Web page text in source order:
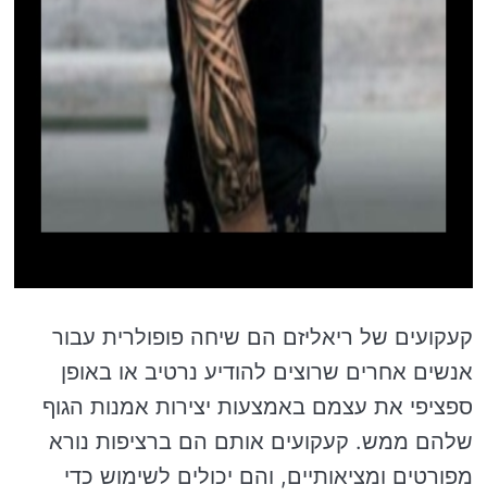
קעקועים של ריאליזם הם שיחה פופולרית עבור
אנשים אחרים שרוצים להודיע נרטיב או באופן
ספציפי את עצמם באמצעות יצירות אמנות הגוף
שלהם ממש. קעקועים אותם הם ברציפות נורא
מפורטים ומציאותיים, והם יכולים לשימוש כדי